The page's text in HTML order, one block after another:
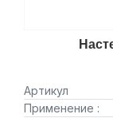
Артикул
Применение :